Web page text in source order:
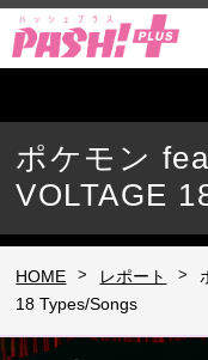
ポケモン
VOLTAGE
HOME > レポート >
18 Types/Songs